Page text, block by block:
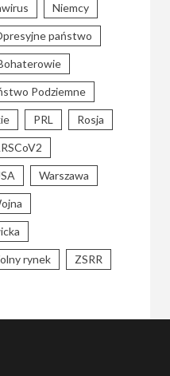
Niemcy
państwo
Podziemne
PRL Rosja
Warszawa
rynek ZSRR